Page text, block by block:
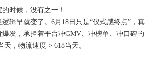
时候，没有之一！
辑早就变了。6月18日只是“仪式感终点”，真
发，承担着平台冲GMV、冲榜单、冲口碑的
，物流速度 > 618当天。